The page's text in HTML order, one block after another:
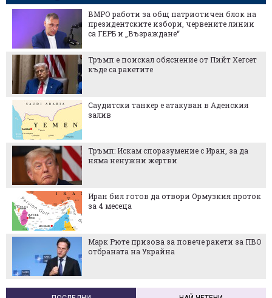
ВМРО работи за общ патриотичен блок на
президентските избори, червените линии
са ГЕРБ и „Възраждане“
Тръмп е поискал обяснение от Пийт Хегсет
къде са ракетите
Саудитски танкер е атакуван в Аденския
залив
Тръмп: Искам споразумение с Иран, за да
няма ненужни жертви
Иран бил готов да отвори Ормузкия проток
за 4 месеца
Марк Рюте призова за повече ракети за ПВО
отбраната на Украйна